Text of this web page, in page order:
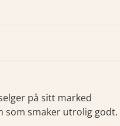
på sitt marked
som smaker utrolig godt.